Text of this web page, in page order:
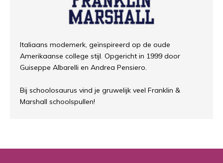
Italiaans modemerk, geïnspireerd op de oude
Amerikaanse college stijl. Opgericht in 1999 door
Guiseppe Albarelli en Andrea Pensiero.
Bij schoolosaurus vind je gruwelijk veel Franklin &
Marshall schoolspullen!